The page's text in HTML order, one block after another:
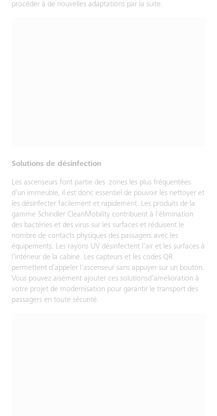
procéder à de nouvelles adaptations par la suite.
Solutions de désinfection
Les ascenseurs font partie des zones les plus fréquentées
d’un immeuble, il est donc essentiel de pouvoir les nettoyer et
les désinfecter facilement et rapidement. Les produits de la
gamme Schindler CleanMobility contribuent à l’élimination
des bactéries et des virus sur les surfaces et réduisent le
nombre de contacts physiques des passagers avec les
équipements. Les rayons UV désinfectent l’air et les surfaces à
l’intérieur de la cabine. Les capteurs et les codes QR
permettent d’appeler l’ascenseur sans appuyer sur un bouton.
Vous pouvez aisément ajouter ces solutionsd’amélioration à
votre projet de modernisation pour garantir le transport des
passagers en toute sécurité.